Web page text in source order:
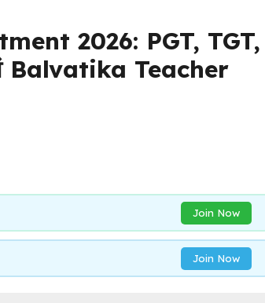
2026: PGT, TGT,
Balvatika Teacher
Join Now
Join Now